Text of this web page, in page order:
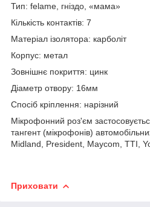
Тип: felame, гніздо, «мама»
Кількість контактів: 7
Матеріал ізолятора: карболіт
Корпус: метал
Зовнішнє покриття: цинк
Діаметр отвору: 16мм
Спосіб кріплення: нарізний
Мікрофонний роз'єм
тангент (мікрофонів)
Midland, President, Maycom, TTI,
Приховати